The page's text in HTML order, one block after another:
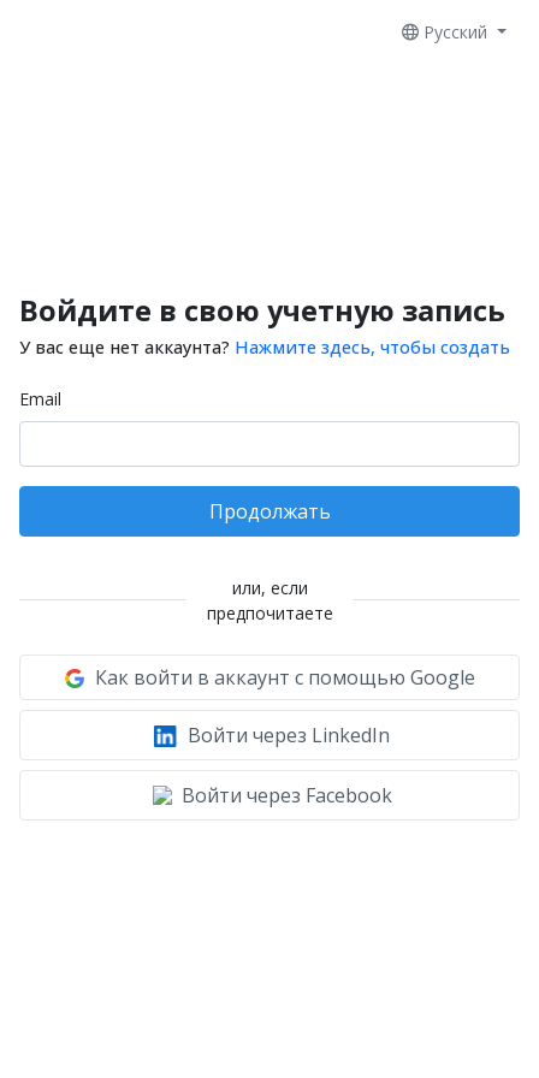
Русский
Войдите в свою учетную запись
У вас еще нет аккаунта? Нажмите здесь, чтобы создать
Email
Продолжать
или, если
предпочитаете
Как войти в аккаунт с помощью Google
Войти через LinkedIn
Войти через Facebook